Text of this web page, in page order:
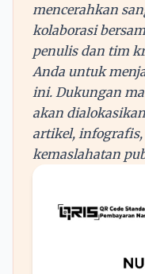
mencerahkan
kolaborasi
penulis dan tim
Anda untuk
ini. Dukungan
akan
artikel, infografis,
kemaslahatan